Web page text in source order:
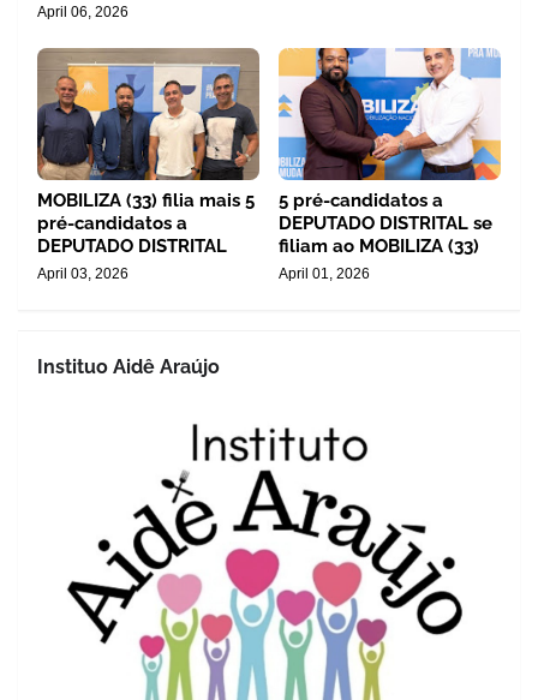
April 06, 2026
MOBILIZA (33) filia mais 5
pré-candidatos a
DEPUTADO DISTRITAL
April 03, 2026
5 pré-candidatos a
DEPUTADO DISTRITAL se
filiam ao MOBILIZA (33)
April 01, 2026
Instituo Aidê Araújo